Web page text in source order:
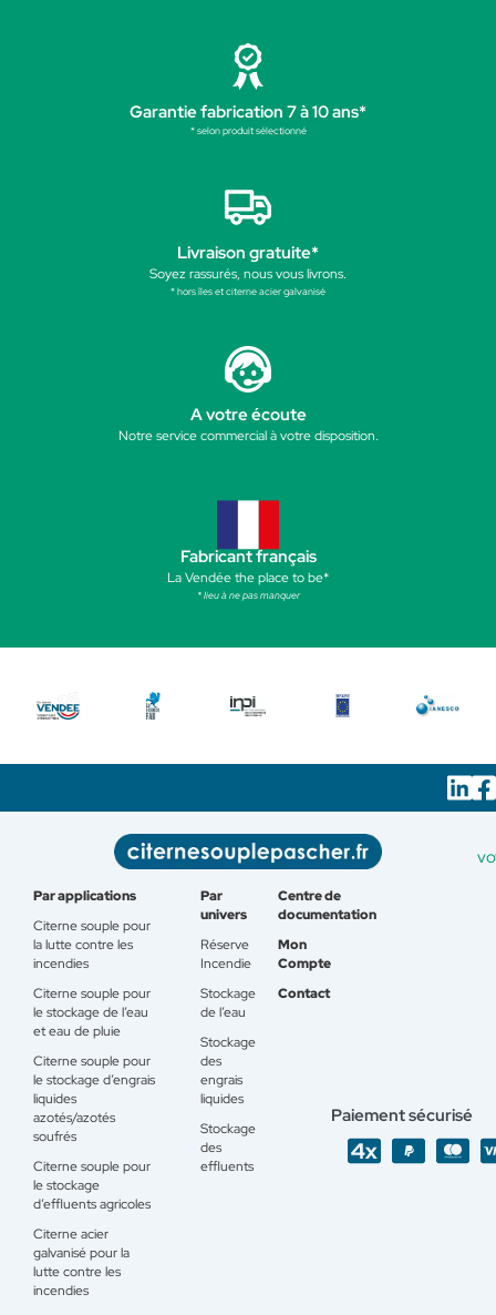
Garantie fabrication 7 à 10 ans*
* selon produit sélectionné
Livraison gratuite*
Soyez rassurés, nous vous livrons.
* hors îles et citerne acier galvanisé
A votre écoute
Notre service commercial à votre disposition.
Fabricant français
La Vendée the place to be*
* lieu à ne pas manquer
Par applications
Citerne souple pour
la lutte contre les
incendies
Citerne souple pour
le stockage de l’eau
et eau de pluie
Citerne souple pour
le stockage d’engrais
liquides
azotés/azotés
soufrés
Citerne souple pour
le stockage
d’effluents agricoles
Citerne acier
galvanisé pour la
lutte contre les
incendies
Par
univers
Réserve
Incendie
Stockage
de l’eau
Stockage
des
engrais
liquides
Stockage
des
effluents
Centre de
documentation
Mon
Compte
Contact
Paiement sécurisé